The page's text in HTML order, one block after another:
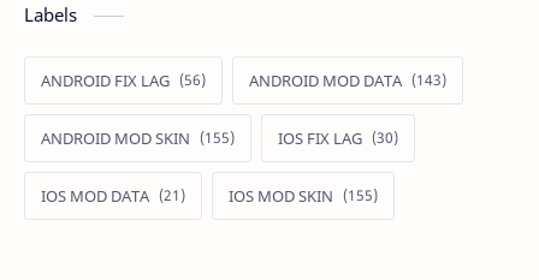
Labels
ANDROID FIX LAG ANDROID MOD DATA
ANDROID MOD SKIN IOS FIX LAG
IOS MOD DATA IOS MOD SKIN